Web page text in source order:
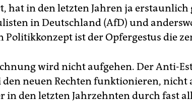
hat in den letzten Jahren ja erstaunlich
in Deutschland (AfD) und
Politikkonzept ist der Opfergestus die
wird nicht aufgehen. Der Anti-
neuen Rechten funktionieren, nicht
in den letzten Jahrzehnten durch fast